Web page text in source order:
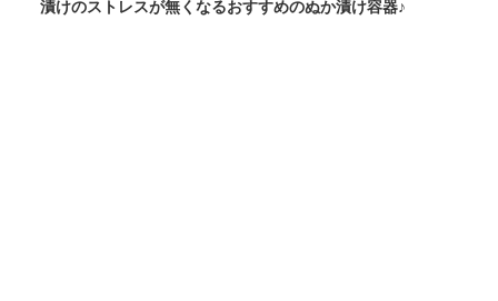
漬けのストレスが無くなるおすすめのぬか漬け容器♪